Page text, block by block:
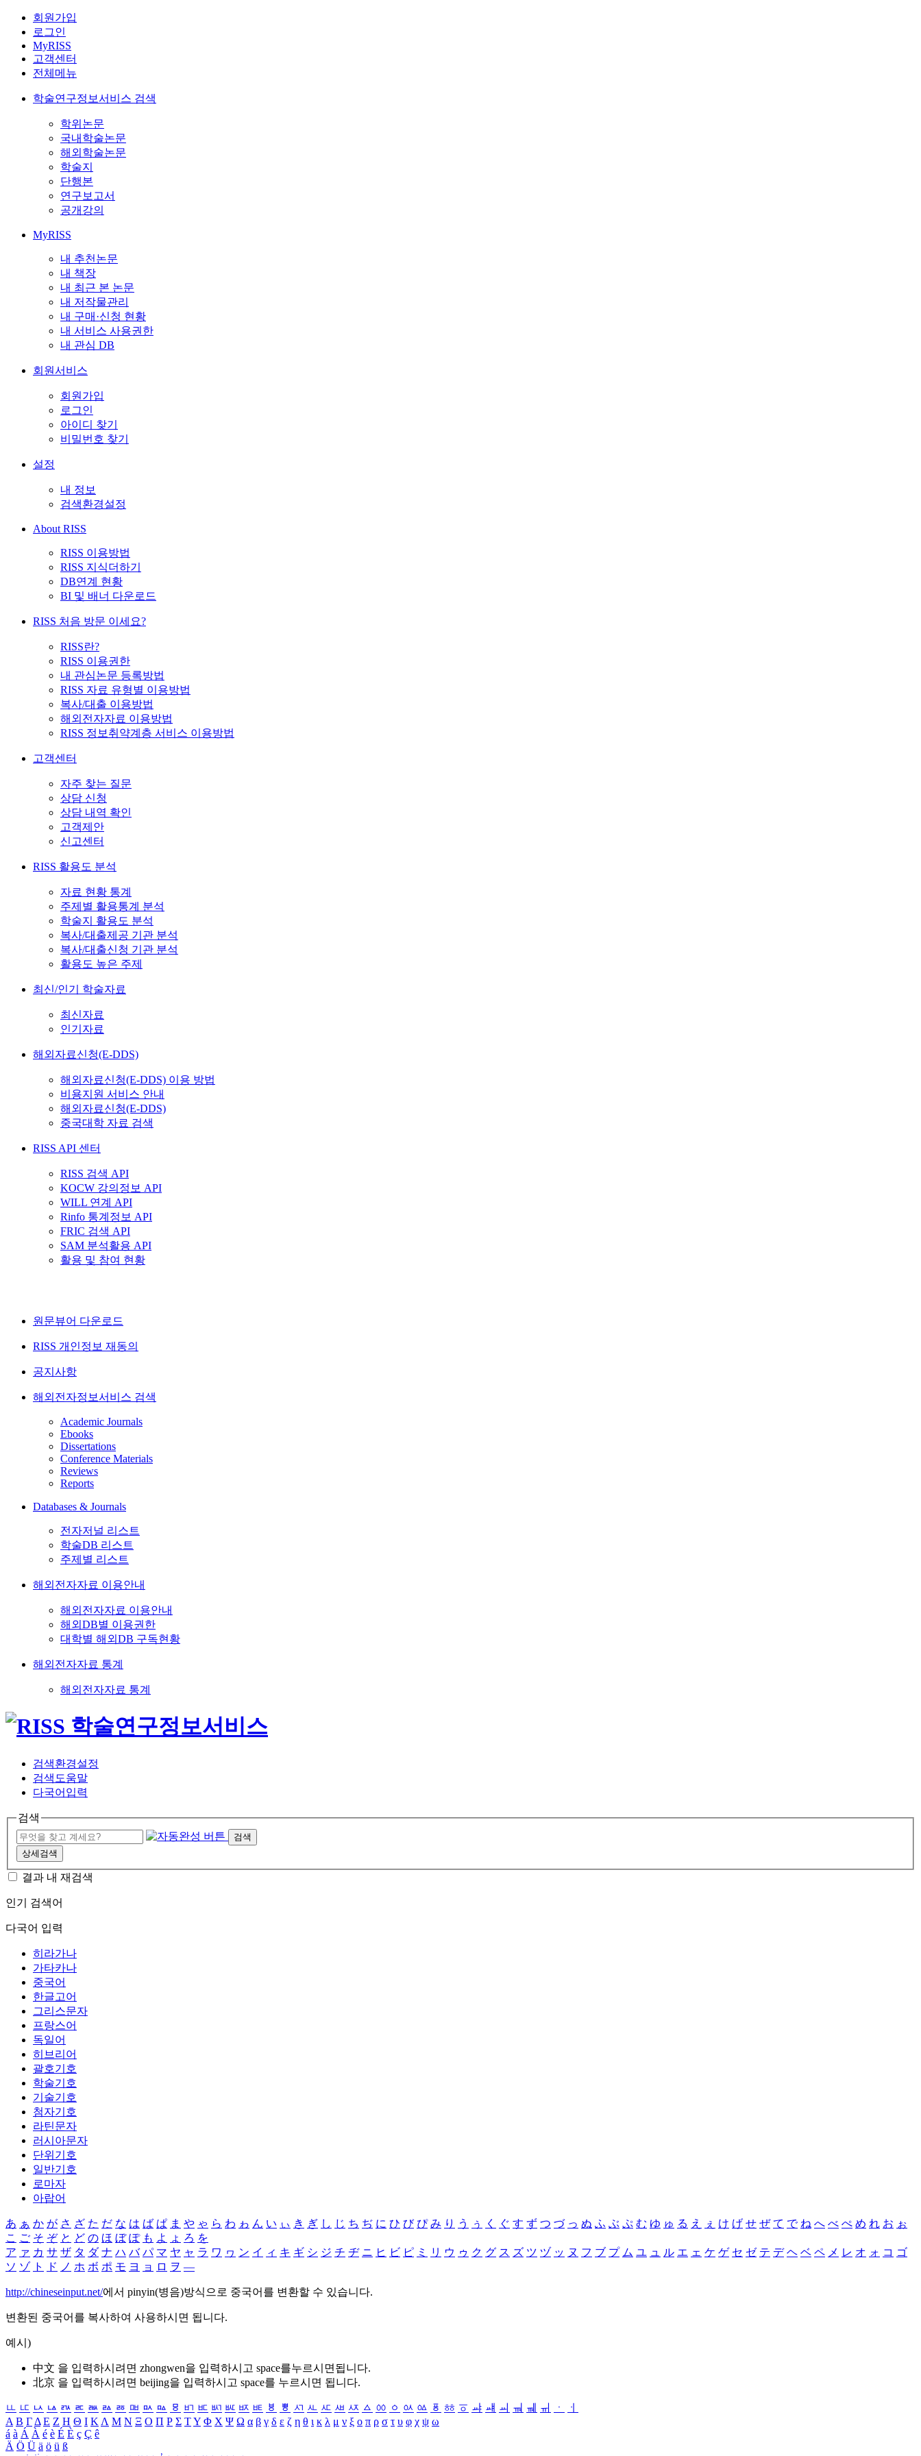
회원가입
로그인
MyRISS
고객센터
전체메뉴
학술연구정보서비스 검색
학위논문
국내학술논문
해외학술논문
학술지
단행본
연구보고서
공개강의
MyRISS
내 추천논문
내 책장
내 최근 본 논문
내 저작물관리
내 구매·신청 현황
내 서비스 사용권한
내 관심 DB
회원서비스
회원가입
로그인
아이디 찾기
비밀번호 찾기
설정
내 정보
검색환경설정
About RISS
RISS 이용방법
RISS 지식더하기
DB연계 현황
BI 및 배너 다운로드
RISS 처음 방문 이세요?
RISS란?
RISS 이용권한
내 관심논문 등록방법
RISS 자료 유형별 이용방법
복사/대출 이용방법
해외전자자료 이용방법
RISS 정보취약계층 서비스 이용방법
고객센터
자주 찾는 질문
상담 신청
상담 내역 확인
고객제안
신고센터
RISS 활용도 분석
자료 현황 통계
주제별 활용통계 분석
학술지 활용도 분석
복사/대출제공 기관 분석
복사/대출신청 기관 분석
활용도 높은 주제
최신/인기 학술자료
최신자료
인기자료
해외자료신청(E-DDS)
해외자료신청(E-DDS) 이용 방법
비용지원 서비스 안내
해외자료신청(E-DDS)
중국대학 자료 검색
RISS API 센터
RISS 검색 API
KOCW 강의정보 API
WILL 연계 API
Rinfo 통계정보 API
FRIC 검색 API
SAM 분석활용 API
활용 및 참여 현황
원문뷰어 다운로드
RISS 개인정보 재동의
공지사항
해외전자정보서비스 검색
Academic Journals
Ebooks
Dissertations
Conference Materials
Reviews
Reports
Databases & Journals
전자저널 리스트
학술DB 리스트
주제별 리스트
해외전자자료 이용안내
해외전자자료 이용안내
해외DB별 이용권한
대학별 해외DB 구독현황
해외전자자료 통계
해외전자자료 통계
검색환경설정
검색도움말
다국어입력
검색
검색
상세검색
결과 내 재검색
인기 검색어
다국어 입력
히라가나
가타카나
중국어
한글고어
그리스문자
프랑스어
독일어
히브리어
괄호기호
학술기호
기술기호
첨자기호
라틴문자
러시아문자
단위기호
일반기호
로마자
아랍어
あ ぁ か が さ ざ た だ な は ば ぱ ま や ゃ ら わ ゎ ん い ぃ き ぎ し じ ち ぢ に ひ び ぴ み り う ぅ く ぐ す ず つ づ っ ぬ ふ ぶ ぷ む ゆ ゅ る え ぇ け げ せ ぜ て で ね へ べ ぺ め れ お ぉ
こ ご そ ぞ と ど の ほ ぼ ぽ も よ ょ ろ を
ア ァ カ サ ザ タ ダ ナ ハ バ パ マ ヤ ャ ラ ワ ヮ ン イ ィ キ ギ シ ジ チ ヂ ニ ヒ ビ ピ ミ リ ウ ゥ ク グ ス ズ ツ ヅ ッ ヌ フ ブ プ ム ユ ュ ル エ ェ ケ ゲ セ ゼ テ デ ヘ ベ ペ メ レ オ ォ コ ゴ
ソ ゾ ト ド ノ ホ ボ ポ モ ヨ ョ ロ ヲ ―
http://chineseinput.net/에서 pinyin(병음)방식으로 중국어를 변환할 수 있습니다.
변환된 중국어를 복사하여 사용하시면 됩니다.
예시)
中文 을 입력하시려면 zhongwen을 입력하시고 space를누르시면됩니다.
北京 을 입력하시려면 beijing을 입력하시고 space를 누르시면 됩니다.
ㅥ ㅦ ㅧ ㅨ ㅩ ㅪ ㅫ ㅬ ㅭ ㅮ ㅯ ㅰ ㅱ ㅲ ㅳ ㅴ ㅵ ㅶ ㅷ ㅸ ㅹ ㅺ ㅻ ㅼ ㅽ ㅾ ㅿ ㆀ ㆁ ㆂ ㆃ ㆄ ㆅ ㆆ ㆇ ㆈ ㆉ ㆊ ㆋ ㆌ ㆍ
ㆎ
Α Β ΓΔ Ε Ζ Η Θ Ι ΚΛ Μ Ν Ξ Ο Π Ρ Σ ΤΥ Φ Χ Ψ Ω α β γ δ ε ζ η θ ι κ λ μ ν ξ ο π ρ σ τ υ φ χ ψ ω
á à Á À é è É È ç Ç ê
Ä Ö Ü ä ö ü ß